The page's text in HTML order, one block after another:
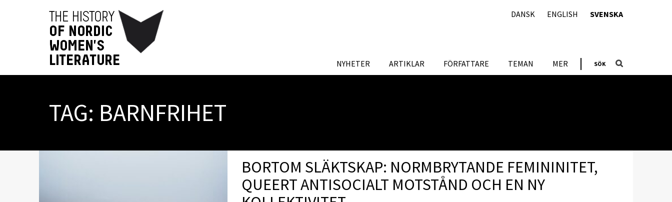
NYHETER ARTIKLAR FÖRFATTARE TEMAN MER SÖK
DANSK ENGLISH SVENSKA
TAG: BARNFRIHET
BORTOM SLÄKTSKAP: NORMBRYTANDE FEMININITET,
QUEERT ANTISOCIALT MOTSTÅND OCH EN NY